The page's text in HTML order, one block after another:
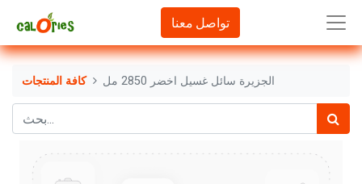
تواصل معنا
كافة المنتجات الجزيرة سائل غسيل اخضر 2850 مل